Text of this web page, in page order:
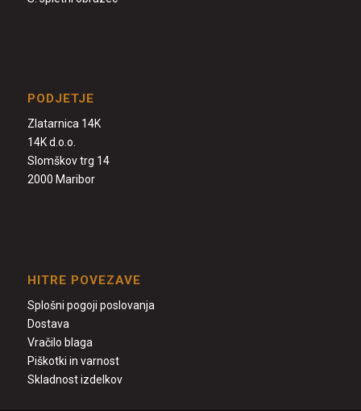
PODJETJE
Zlatarnica 14K
14K d.o.o.
Slomškov trg 14
2000 Maribor
HITRE POVEZAVE
Splošni pogoji poslovanja
Dostava
Vračilo blaga
Piškotki in varnost
Skladnost izdelkov